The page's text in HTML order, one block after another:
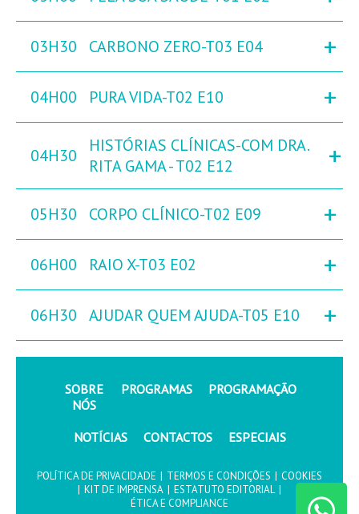
03H30 CARBONO ZERO-T03 E04 +
04H00 PURA VIDA-T02 E10 +
04H30
HISTÓRIAS CLÍNICAS-COM DRA.
RITA GAMA - T02 E12
+
05H30 CORPO CLÍNICO-T02 E09 +
06H00 RAIO X-T03 E02 +
06H30 AJUDAR QUEM AJUDA-T05 E10 +
SOBRE
NÓS
PROGRAMAS PROGRAMAÇÃO
NOTÍCIAS CONTACTOS ESPECIAIS
POLÍTICA DE PRIVACIDADE | TERMOS E CONDIÇÕES | COOKIES
| KIT DE IMPRENSA | ESTATUTO EDITORIAL |
ÉTICA E COMPLIANCE